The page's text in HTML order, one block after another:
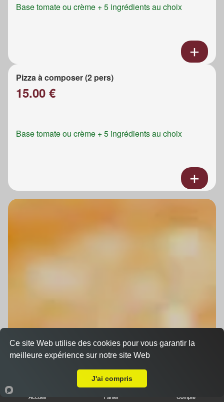
Base tomate ou crème + 5 ingrédients au choix
Pizza à composer (2 pers)
15.00 €
Base tomate ou crème + 5 ingrédients au choix
Accueil Panier Compte
Ce site Web utilise des cookies pour vous garantir la
meilleure expérience sur notre site Web
J'ai compris